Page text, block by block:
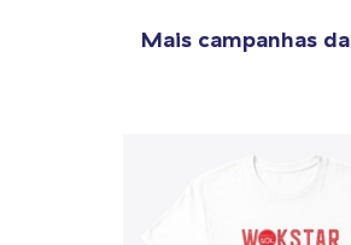
Mais campanhas da